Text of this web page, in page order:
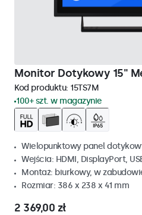
Monitor Dotykowy 15"
Kod produktu: 15TS7M
100+ szt. w magazynie
Wielopunktowy panel
Wejścia: HDMI, DisplayPort,
Montaż: biurkowy, w
Rozmiar: 386 x 238 x 41 mm
2 369,00 zł